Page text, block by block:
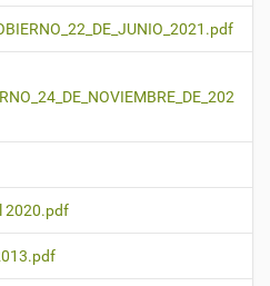
2020.pdf